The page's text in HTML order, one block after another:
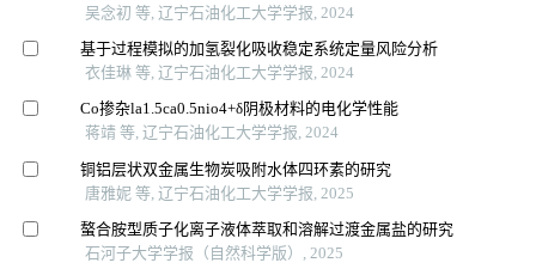
吴念初 等, 辽宁石油化工大学学报, 2024
基于过程模拟的加氢裂化吸收稳定系统定量风险分析
衣佳琳 等, 辽宁石油化工大学学报, 2024
Co掺杂la1.5ca0.5nio4+δ阴极材料的电化学性能
蒋靖 等, 辽宁石油化工大学学报, 2024
铜铝层状双金属生物炭吸附水体四环素的研究
唐雅妮 等, 辽宁石油化工大学学报, 2025
螯合胺型质子化离子液体萃取和溶解过渡金属盐的研究
石河子大学学报（自然科学版）, 2025